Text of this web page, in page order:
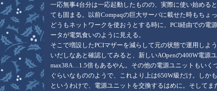
一応無事4台分は一応起動したものの、実際に使い始める
ても固まる。以前Compaqの巨大サーバに載せた時もち
どうもネットワークを使おうとする時に、PCI経由での電
ータが電気食いのように見える。
そこで増設したPCIマザーを減らして元の状態で運用し
いだしなあと確認してみると、新しいAOpenの400W電源
max38A…1.5倍もあるやん。その他の電源ユニットもいく
ぐらいなもののようで、これより上は650W級だけ。しか
というわけで、電源ユニットを交換するはめに。そして